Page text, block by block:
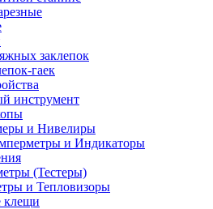
заклепок
гаек
инструмент
и Нивелиры
и Индикаторы
(Тестеры)
и Тепловизоры
клещи